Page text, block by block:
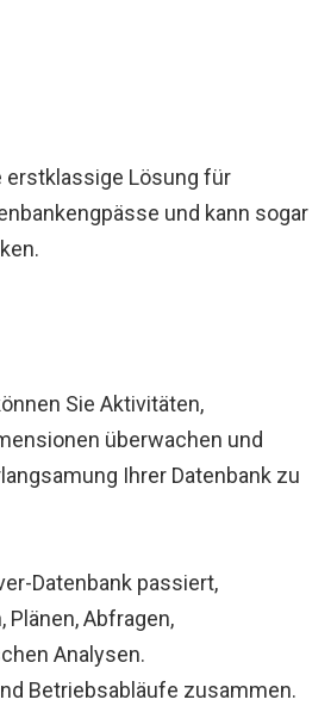
erstklassige Lösung für
und kann sogar
Sie Aktivitäten,
überwachen und
Ihrer Datenbank zu
Datenbank passiert,
Abfragen,
Analysen.
Betriebsabläufe zusammen.